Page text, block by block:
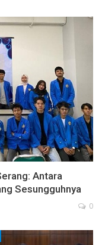
Antara
Sesungguhnya
0